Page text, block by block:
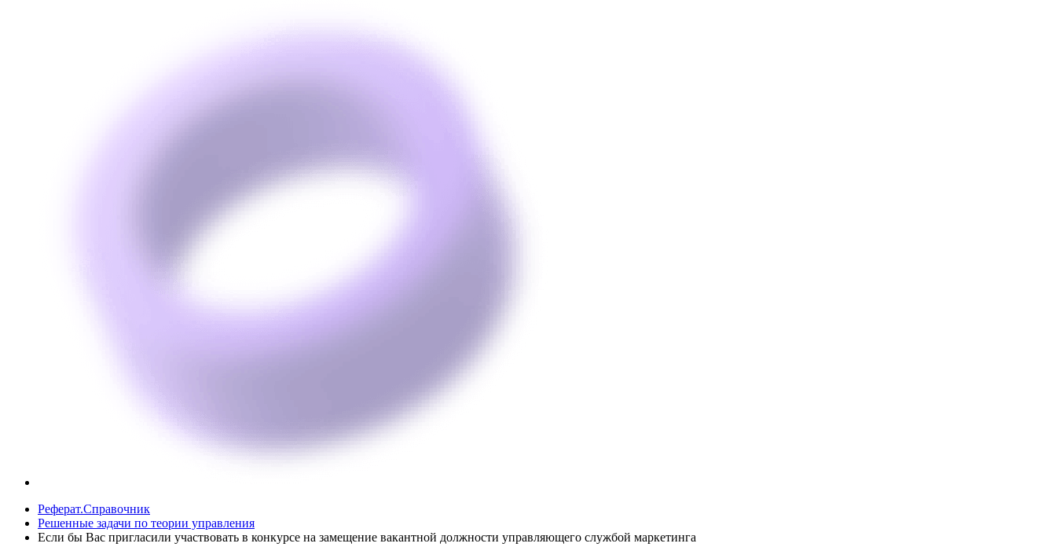
Реферат.Справочник
Решенные задачи по теории управления
Если бы Вас пригласили участвовать в конкурсе на замещение вакантной должности управляющего службой маркетинга